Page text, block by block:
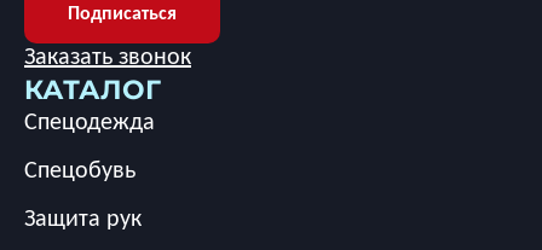
КАТАЛОГ
Спецодежда
Спецобувь
Защита рук
Подписаться
Заказать звонок